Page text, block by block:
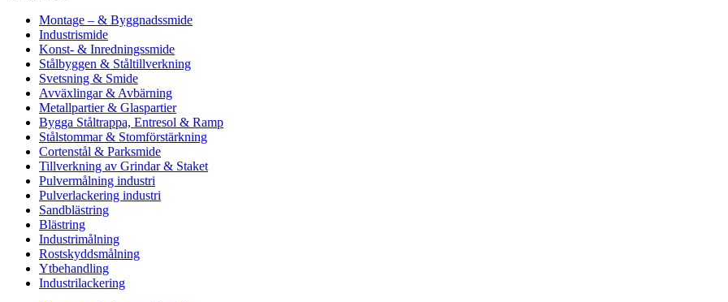
Montage – & Byggnadssmide
Industrismide
Konst- & Inredningssmide
Stålbyggen & Ståltillverkning
Svetsning & Smide
Avväxlingar & Avbärning
Metallpartier & Glaspartier
Bygga Ståltrappa, Entresol & Ramp
Stålstommar & Stomförstärkning
Cortenstål & Parksmide
Tillverkning av Grindar & Staket
Pulvermålning industri
Pulverlackering industri
Sandblästring
Blästring
Industrimålning
Rostskyddsmålning
Ytbehandling
Industrilackering